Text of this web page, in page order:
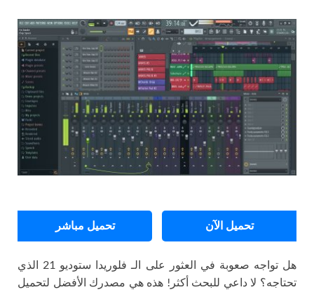
تحميل الآن تحميل مباشر
هل تواجه صعوبة في العثور على الـ فلوريدا ستوديو 21 الذي
تحتاجه؟ لا داعي للبحث أكثر! هذه هي مصدرك الأفضل لتحميل